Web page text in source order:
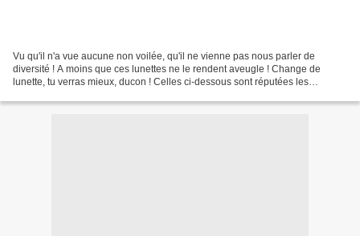
Vu qu'il n'a vue aucune non voilée, qu'il ne vienne pas nous parler de
diversité ! A moins que ces lunettes ne le rendent aveugle ! Change de
lunette, tu verras mieux, ducon ! Celles ci-dessous sont réputées les